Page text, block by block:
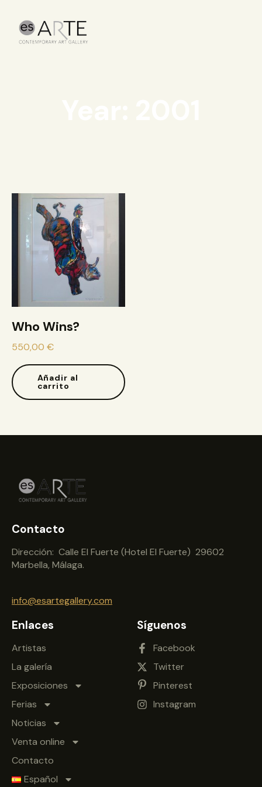
Who Wins?
550,00 €
Añadir al
carrito
Contacto
Dirección: Calle El Fuerte (Hotel El Fuerte) 29602
Marbella, Málaga.
info@esartegallery.com
Enlaces
Artistas
La galería
Exposiciones
Ferias
Noticias
Venta online
Contacto
Español
Síguenos
Facebook
Twitter
Pinterest
Instagram